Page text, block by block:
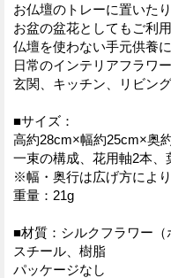
お仏壇のトレーに置いた
お盆の盆花としてもご利
仏壇を使わない手元供養
日常のインテリアフラワ
玄関、キッチン、リビン
■サイズ：
高約28cm×幅約25cm×奥
一束の構成、花用軸2本
※幅・奥行は広げ方によ
重量：21g
■材質：シルクフラワー（
スチール、樹脂
パッケージなし